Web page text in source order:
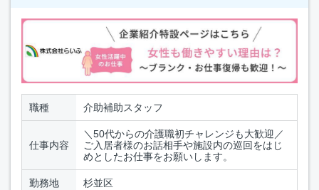
職種 介助補助スタッフ
仕事内容
＼50代からの介護職初チャレンジも大歓迎／
ご入居者様のお話相手や施設内の巡回をはじ
めとしたお仕事をお願いします。
勤務地 杉並区